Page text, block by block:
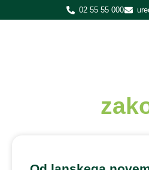
02 55 55 000